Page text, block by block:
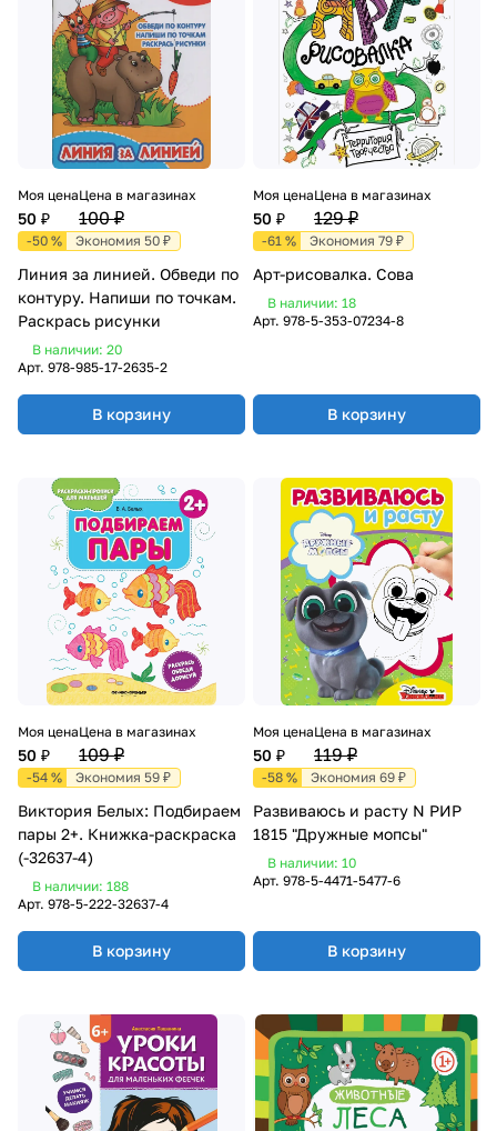
Моя цена
50 ₽
Цена в магазинах
100 ₽
-50 % Экономия 50 ₽
Линия за линией. Обведи по
контуру. Напиши по точкам.
Раскрась рисунки
В наличии: 20
Арт. 978-985-17-2635-2
В корзину
Моя цена
50 ₽
Цена в магазинах
129 ₽
-61 % Экономия 79 ₽
Арт-рисовалка. Сова
В наличии: 18
Арт. 978-5-353-07234-8
В корзину
Моя цена
50 ₽
Цена в магазинах
109 ₽
-54 % Экономия 59 ₽
Виктория Белых: Подбираем
пары 2+. Книжка-раскраска
(-32637-4)
В наличии: 188
Арт. 978-5-222-32637-4
В корзину
Моя цена
50 ₽
Цена в магазинах
119 ₽
-58 % Экономия 69 ₽
Развиваюсь и расту N РИР
1815 "Дружные мопсы"
В наличии: 10
Арт. 978-5-4471-5477-6
В корзину